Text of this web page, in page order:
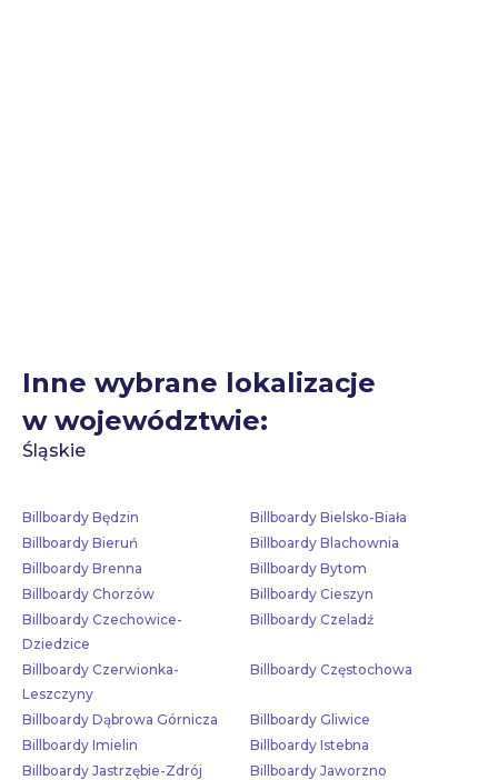
Inne wybrane lokalizacje
w województwie:
Śląskie
Billboardy Będzin
Billboardy Bielsko-Biała
Billboardy Bieruń
Billboardy Blachownia
Billboardy Brenna
Billboardy Bytom
Billboardy Chorzów
Billboardy Cieszyn
Billboardy Czechowice-
Dziedzice
Billboardy Czeladź
Billboardy Czerwionka-
Leszczyny
Billboardy Częstochowa
Billboardy Dąbrowa Górnicza
Billboardy Gliwice
Billboardy Imielin
Billboardy Istebna
Billboardy Jastrzębie-Zdrój
Billboardy Jaworzno